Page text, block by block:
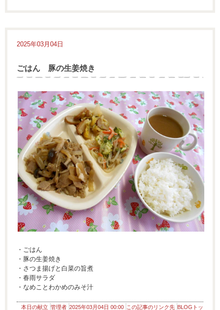
2025年03月04日
ごはん 豚の生姜焼き
・ごはん
・豚の生姜焼き
・さつま揚げと白菜の旨煮
・春雨サラダ
・なめことわかめのみそ汁
本日の献立 管理者 2025年03月04日 00:00 この記事のリンク先 BLOGトッ